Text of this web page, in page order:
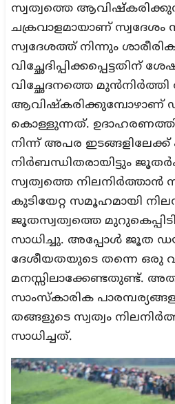
സ്വത്വത്തെ
ചക്രവാളമായാണ് സ്വദേശം
സ്വദേശത്ത് നിന്നും
വിച്ഛേദിപ്പിക്കപ്പെട്ടതിന്
വിച്ഛേദനത്തെ
ആവിഷ്‌കരിക്കുമ്പോഴാണ്
കൊള്ളുന്നത്.
നിന്ന് അപര
നിര്‍ബന്ധിതരായിട്ടും
സ്വത്വത്തെ നിലനിര്‍ത്താന്‍
കുടിയേറ്റ സമൂഹമായി
ജൂതസ്വത്വത്തെ
സാധിച്ചു. അപ്പോള്‍ ജൂത
ദേശീയതയുടെ തന്നെ ഒരു
മനസ്സിലാക്കേണ്ടതുണ്ട്.
സാംസ്‌കാരിക
തങ്ങളുടെ സ്വത്വം
സാധിച്ചത്.